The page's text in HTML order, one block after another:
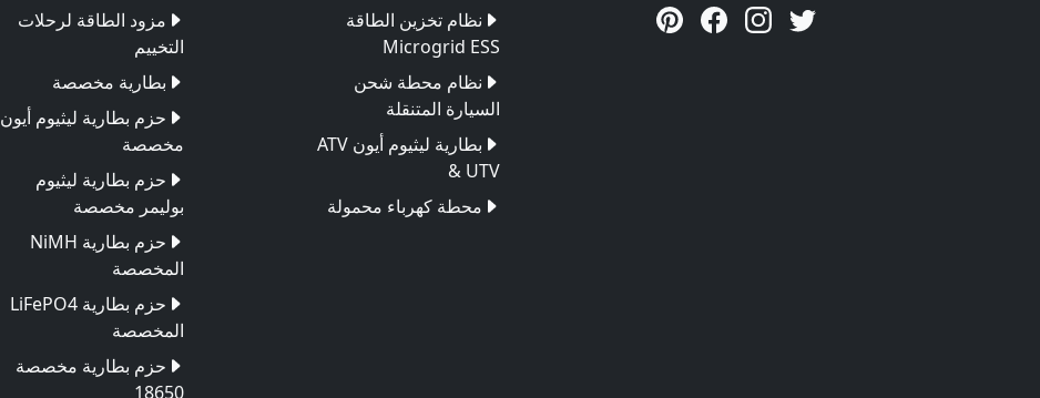
نظام تخزين الطاقة
Microgrid ESS
نظام محطة شحن
السيارة المتنقلة
بطارية ليثيوم أيون ATV
& UTV
محطة كهرباء محمولة
مزود الطاقة لرحلات
التخييم
بطارية مخصصة
حزم بطارية ليثيوم أيون
مخصصة
حزم بطارية ليثيوم
بوليمر مخصصة
حزم بطارية NiMH
المخصصة
حزم بطارية LiFePO4
المخصصة
حزم بطارية مخصصة
18650